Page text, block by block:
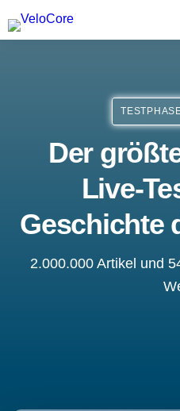
Partnerprogramm
Der
Live-
Geschichte
2.000.000 Artikel und